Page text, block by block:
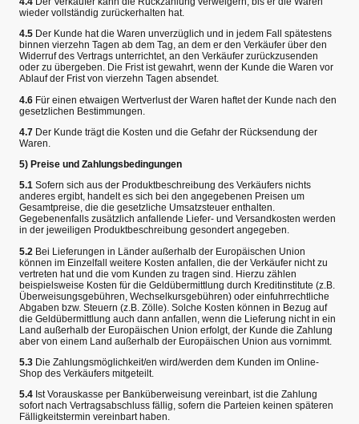
wieder vollständig zurückerhalten hat.
4.5 Der Kunde hat die Waren unverzüglich und in jedem Fall spätestens
binnen vierzehn Tagen ab dem Tag, an dem er den Verkäufer über den
Widerruf des Vertrags unterrichtet, an den Verkäufer zurückzusenden
oder zu übergeben. Die Frist ist gewahrt, wenn der Kunde die Waren vor
Ablauf der Frist von vierzehn Tagen absendet.
4.6 Für einen etwaigen Wertverlust der Waren haftet der Kunde nach den
gesetzlichen Bestimmungen.
4.7 Der Kunde trägt die Kosten und die Gefahr der Rücksendung der
Waren.
5) Preise und Zahlungsbedingungen
5.1 Sofern sich aus der Produktbeschreibung des Verkäufers nichts
anderes ergibt, handelt es sich bei den angegebenen Preisen um
Gesamtpreise, die die gesetzliche Umsatzsteuer enthalten.
Gegebenenfalls zusätzlich anfallende Liefer- und Versandkosten werden
in der jeweiligen Produktbeschreibung gesondert angegeben.
5.2 Bei Lieferungen in Länder außerhalb der Europäischen Union
können im Einzelfall weitere Kosten anfallen, die der Verkäufer nicht zu
vertreten hat und die vom Kunden zu tragen sind. Hierzu zählen
beispielsweise Kosten für die Geldübermittlung durch Kreditinstitute (z.B.
Überweisungsgebühren, Wechselkursgebühren) oder einfuhrrechtliche
Abgaben bzw. Steuern (z.B. Zölle). Solche Kosten können in Bezug auf
die Geldübermittlung auch dann anfallen, wenn die Lieferung nicht in ein
Land außerhalb der Europäischen Union erfolgt, der Kunde die Zahlung
aber von einem Land außerhalb der Europäischen Union aus vornimmt.
5.3 Die Zahlungsmöglichkeit/en wird/werden dem Kunden im Online-
Shop des Verkäufers mitgeteilt.
5.4 Ist Vorauskasse per Banküberweisung vereinbart, ist die Zahlung
sofort nach Vertragsabschluss fällig, sofern die Parteien keinen späteren
Fälligkeitstermin vereinbart haben.